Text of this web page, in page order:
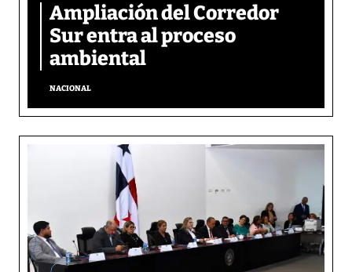
Ampliación del Corredor
Sur entra al proceso
ambiental
NACIONAL